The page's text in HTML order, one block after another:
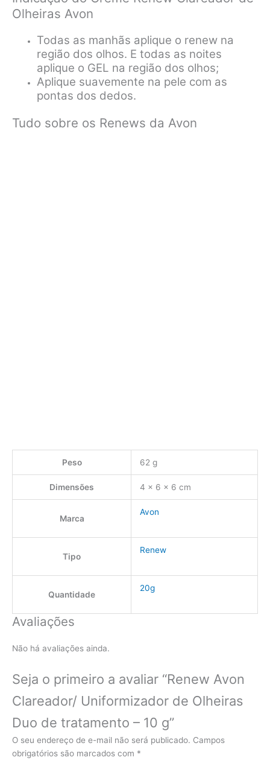
Olheiras Avon
Todas as manhãs aplique o renew na
região dos olhos. E todas as noites
aplique o GEL na região dos olhos;
Aplique suavemente na pele com as
pontas dos dedos.
Tudo sobre os Renews da Avon
Peso 62 g
Dimensões 4 × 6 × 6 cm
Marca
Avon
Tipo
Renew
Quantidade
20g
Avaliações
Não há avaliações ainda.
Seja o primeiro a avaliar “Renew Avon
Clareador/ Uniformizador de Olheiras
Duo de tratamento – 10 g”
O seu endereço de e-mail não será publicado. Campos
obrigatórios são marcados com *